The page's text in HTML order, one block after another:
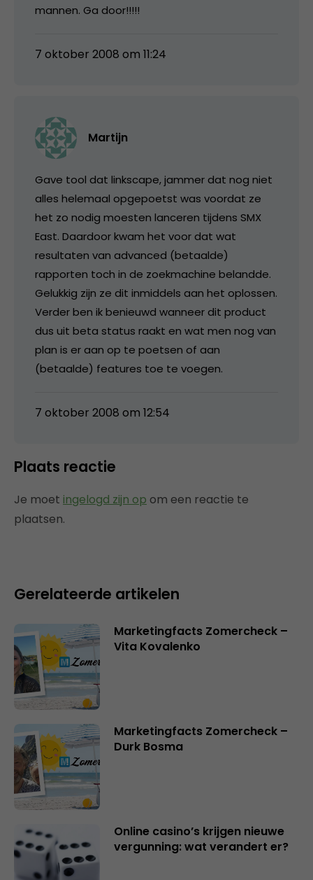
mannen. Ga door!!!!!
7 oktober 2008 om 11:24
Martijn
Gave tool dat linkscape, jammer dat nog niet
alles helemaal opgepoetst was voordat ze
het zo nodig moesten lanceren tijdens SMX
East. Daardoor kwam het voor dat wat
resultaten van advanced (betaalde)
rapporten toch in de zoekmachine belandde.
Gelukkig zijn ze dit inmiddels aan het oplossen.
Verder ben ik benieuwd wanneer dit product
dus uit beta status raakt en wat men nog van
plan is er aan op te poetsen of aan
(betaalde) features toe te voegen.
7 oktober 2008 om 12:54
Plaats reactie
Je moet ingelogd zijn op om een reactie te
plaatsen.
Gerelateerde artikelen
Marketingfacts Zomercheck –
Vita Kovalenko
Marketingfacts Zomercheck –
Durk Bosma
Online casino’s krijgen nieuwe
vergunning: wat verandert er?